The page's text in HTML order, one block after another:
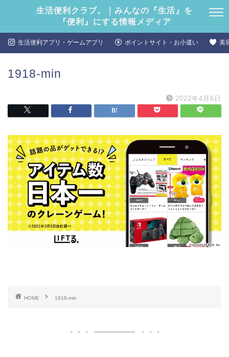
生活便利クラブ。｜みんなの『生活』を
『便利』にする情報メディア
生活便利アプリ・ゲームアプリ ポイントサイト・お小遣い 美
1918-min
2022年4月6日
HOME 1918-min